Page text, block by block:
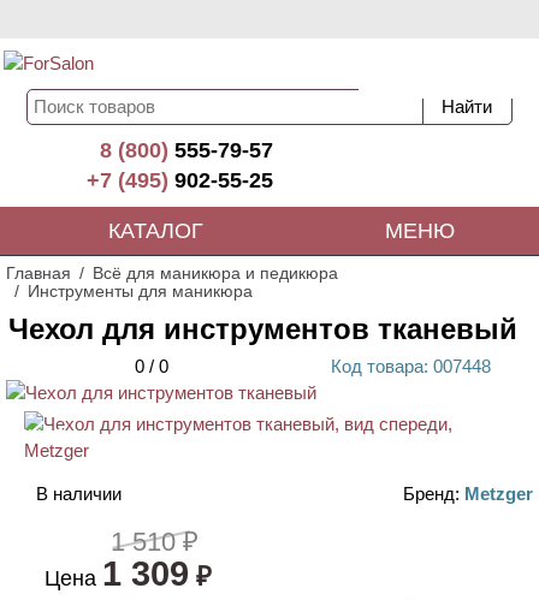
8 (800)555-79-57
+7 (495)902-55-25
КАТАЛОГ МЕНЮ
Главная
Всё для маникюра и педикюра
Инструменты для маникюра
Чехол для инструментов тканевый
0 / 0 Код товара: 007448
АКЦИЯ
В наличии Бренд: Metzger
1 510 ₽
Цена 1 309 ₽